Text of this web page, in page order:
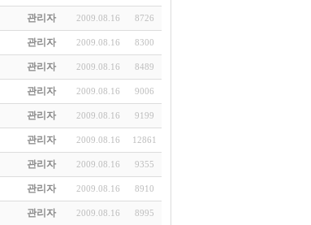
관리자 2009.08.16 8726
관리자 2009.08.16 8300
관리자 2009.08.16 8489
관리자 2009.08.16 9006
관리자 2009.08.16 9199
관리자 2009.08.16 12861
관리자 2009.08.16 9355
관리자 2009.08.16 8910
관리자 2009.08.16 8995